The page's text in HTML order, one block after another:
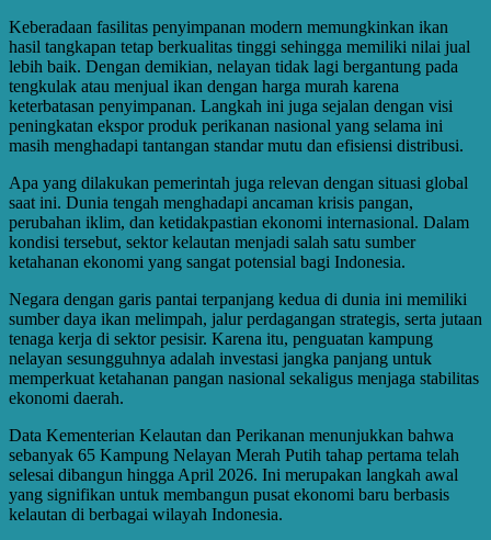
Keberadaan fasilitas penyimpanan modern memungkinkan ikan
hasil tangkapan tetap berkualitas tinggi sehingga memiliki nilai jual
lebih baik. Dengan demikian, nelayan tidak lagi bergantung pada
tengkulak atau menjual ikan dengan harga murah karena
keterbatasan penyimpanan. Langkah ini juga sejalan dengan visi
peningkatan ekspor produk perikanan nasional yang selama ini
masih menghadapi tantangan standar mutu dan efisiensi distribusi.
Apa yang dilakukan pemerintah juga relevan dengan situasi global
saat ini. Dunia tengah menghadapi ancaman krisis pangan,
perubahan iklim, dan ketidakpastian ekonomi internasional. Dalam
kondisi tersebut, sektor kelautan menjadi salah satu sumber
ketahanan ekonomi yang sangat potensial bagi Indonesia.
Negara dengan garis pantai terpanjang kedua di dunia ini memiliki
sumber daya ikan melimpah, jalur perdagangan strategis, serta jutaan
tenaga kerja di sektor pesisir. Karena itu, penguatan kampung
nelayan sesungguhnya adalah investasi jangka panjang untuk
memperkuat ketahanan pangan nasional sekaligus menjaga stabilitas
ekonomi daerah.
Data Kementerian Kelautan dan Perikanan menunjukkan bahwa
sebanyak 65 Kampung Nelayan Merah Putih tahap pertama telah
selesai dibangun hingga April 2026. Ini merupakan langkah awal
yang signifikan untuk membangun pusat ekonomi baru berbasis
kelautan di berbagai wilayah Indonesia.